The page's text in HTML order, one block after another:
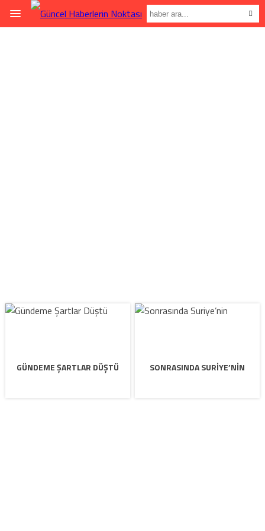
GÜNDEME ŞARTLAR DÜŞTÜ SONRASINDA SURIYE’NIN